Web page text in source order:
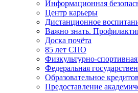
Информационная
Центр карьеры
Дистанционное
Важно знать.
Доска почёта
85 лет СПО
Физкультурно-
Федеральная
Образовательное
Предоставление